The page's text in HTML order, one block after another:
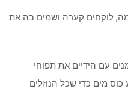
לוקחים קערה ושמים בה את
עם הידיים את תפוחי
מים כדי שכל הנוזלים